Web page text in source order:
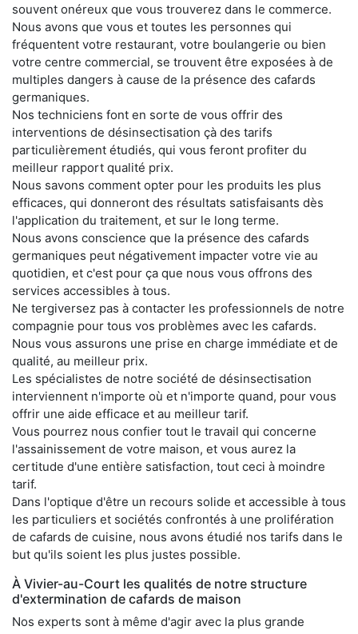
souvent onéreux que vous trouverez dans le commerce.
Nous avons que vous et toutes les personnes qui
fréquentent votre restaurant, votre boulangerie ou bien
votre centre commercial, se trouvent être exposées à de
multiples dangers à cause de la présence des cafards
germaniques.
Nos techniciens font en sorte de vous offrir des
interventions de désinsectisation çà des tarifs
particulièrement étudiés, qui vous feront profiter du
meilleur rapport qualité prix.
Nous savons comment opter pour les produits les plus
efficaces, qui donneront des résultats satisfaisants dès
l'application du traitement, et sur le long terme.
Nous avons conscience que la présence des cafards
germaniques peut négativement impacter votre vie au
quotidien, et c'est pour ça que nous vous offrons des
services accessibles à tous.
Ne tergiversez pas à contacter les professionnels de notre
compagnie pour tous vos problèmes avec les cafards.
Nous vous assurons une prise en charge immédiate et de
qualité, au meilleur prix.
Les spécialistes de notre société de désinsectisation
interviennent n'importe où et n'importe quand, pour vous
offrir une aide efficace et au meilleur tarif.
Vous pourrez nous confier tout le travail qui concerne
l'assainissement de votre maison, et vous aurez la
certitude d'une entière satisfaction, tout ceci à moindre
tarif.
Dans l'optique d'être un recours solide et accessible à tous
les particuliers et sociétés confrontés à une prolifération
de cafards de cuisine, nous avons étudié nos tarifs dans le
but qu'ils soient les plus justes possible.
À Vivier-au-Court les qualités de notre structure
d'extermination de cafards de maison
Nos experts sont à même d'agir avec la plus grande